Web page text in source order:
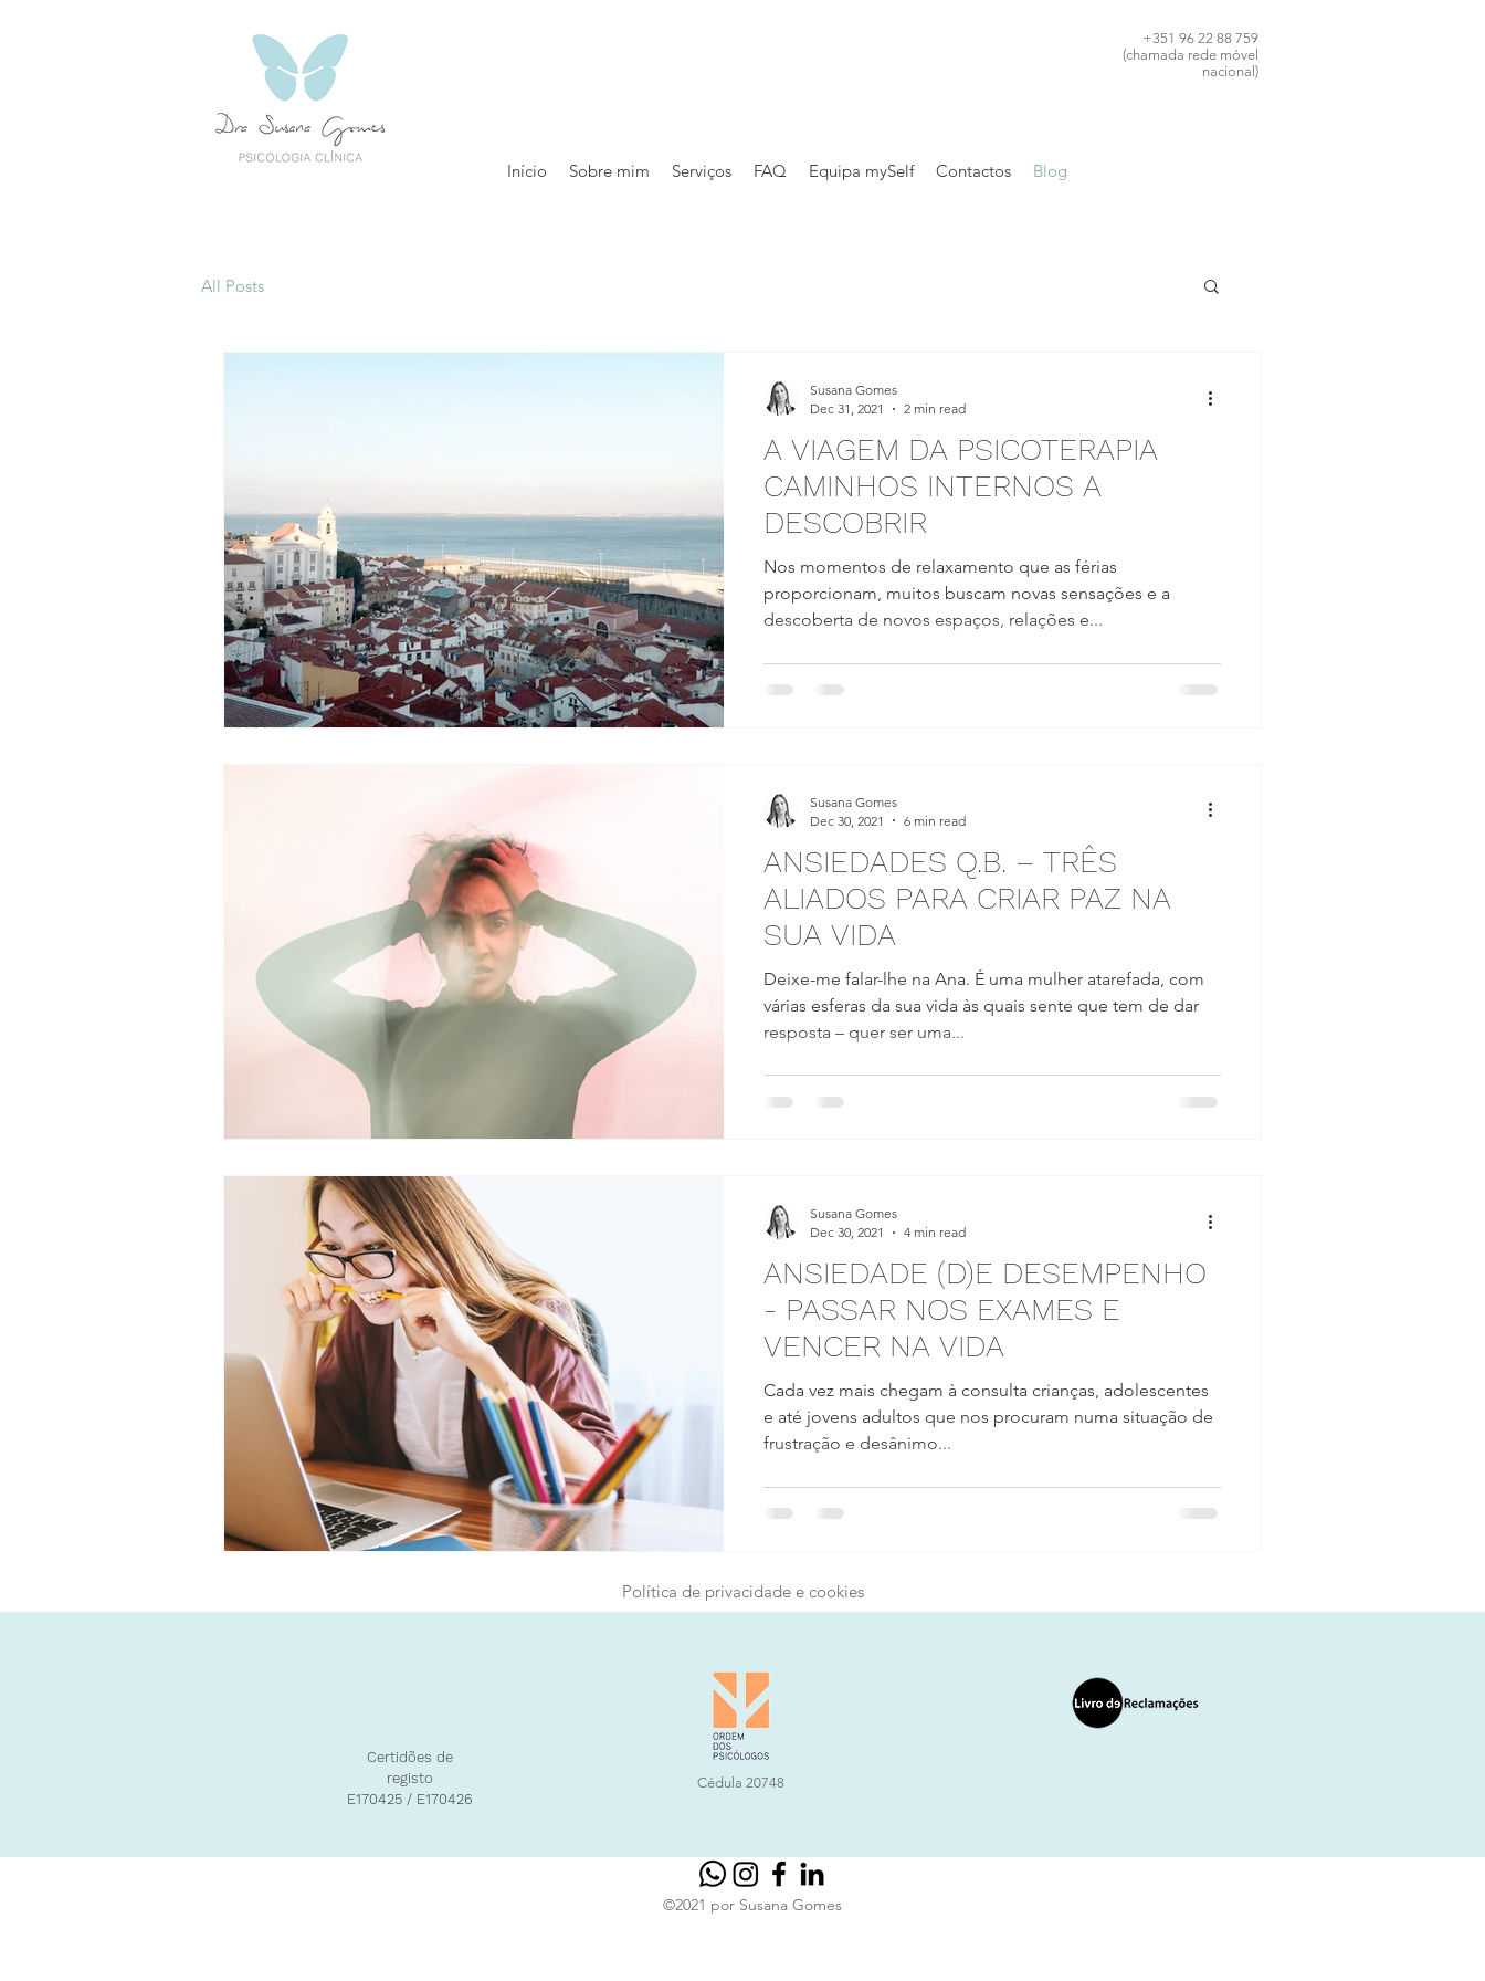
+351 96 22 88 759
(chamada rede móvel
nacional)
Início Sobre mim Serviços FAQ Equipa mySelf Contactos Blog
All Posts
A VIAGEM DA PSICOTERAPIA
CAMINHOS INTERNOS A
DESCOBRIR
Nos momentos de relaxamento que as férias
proporcionam, muitos buscam novas sensações e a
descoberta de novos espaços, relações e...
Susana Gomes
Dec 31, 2021
2 min read
ANSIEDADES Q.B. – TRÊS
ALIADOS PARA CRIAR PAZ NA
SUA VIDA
Deixe-me falar-lhe na Ana. É uma mulher atarefada, com
várias esferas da sua vida às quais sente que tem de dar
resposta – quer ser uma...
Susana Gomes
Dec 30, 2021
6 min read
​ANSIEDADE (D)E DESEMPENHO
- PASSAR NOS EXAMES E
VENCER NA VIDA
​Cada vez mais chegam à consulta crianças, adolescentes
e até jovens adultos que nos procuram numa situação de
frustração e desânimo...
Susana Gomes
Dec 30, 2021
4 min read
Política de privacidade e cookies
Certidões de
registo
E170425 / E170426
Cédula 20748
©2021 por Susana Gomes